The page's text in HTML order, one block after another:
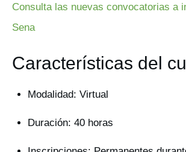
Consulta las nuevas convocatorias a
Sena
Características del
Modalidad: Virtual
Duración: 40 horas